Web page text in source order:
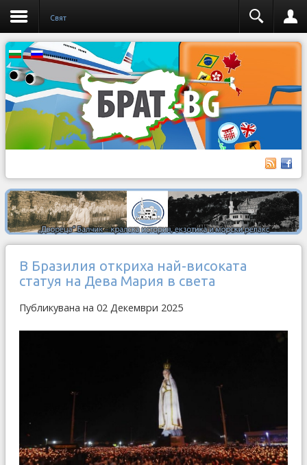
Свят
В Бразилия откриха най-високата
статуя на Дева Мария в света
Публикувана на 02 Декември 2025